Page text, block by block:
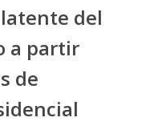
del
a partir
de